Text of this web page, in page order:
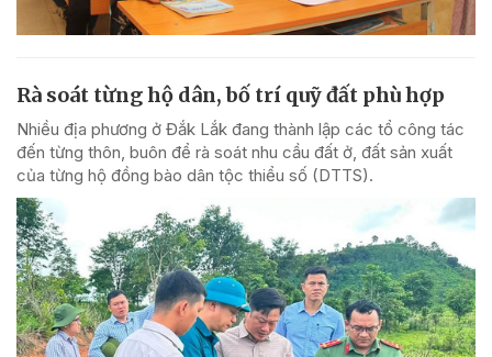
Rà soát từng hộ dân, bố trí quỹ đất phù hợp
Nhiều địa phương ở Đắk Lắk đang thành lập các tổ công tác
đến từng thôn, buôn để rà soát nhu cầu đất ở, đất sản xuất
của từng hộ đồng bào dân tộc thiểu số (DTTS).